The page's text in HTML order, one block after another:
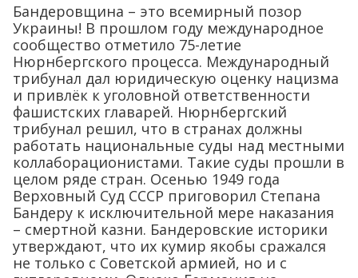
Бандеровщина – это всемирный позор
Украины! В прошлом году международное
сообщество отметило 75-летие
Нюрнбергского процесса. Международный
трибунал дал юридическую оценку нацизма
и привлёк к уголовной ответственности
фашистских главарей. Нюрнбергский
трибунал решил, что в странах должны
работать национальные суды над местными
коллаборационистами. Такие суды прошли в
целом ряде стран. Осенью 1949 года
Верховный Суд СССР приговорил Степана
Бандеру к исключительной мере наказания
– смертной казни. Бандеровские историки
утверждают, что их кумир якобы сражался
не только с Советской армией, но и с